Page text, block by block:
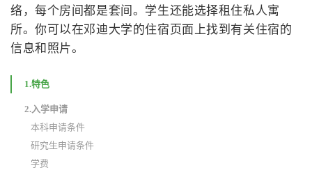
络，每个房间都是套间。学生还能选择租住私人寓
所。你可以在邓迪大学的住宿页面上找到有关住宿的
信息和照片。
1.特色
2.入学申请
本科申请条件
研究生申请条件
学费